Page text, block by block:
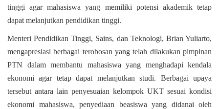
tinggi agar mahasiswa yang memiliki potensi akademik tetap
dapat melanjutkan pendidikan tinggi.
Menteri Pendidikan Tinggi, Sains, dan Teknologi, Brian Yuliarto,
mengapresiasi berbagai terobosan yang telah dilakukan pimpinan
PTN dalam membantu mahasiswa yang menghadapi kendala
ekonomi agar tetap dapat melanjutkan studi. Berbagai upaya
tersebut antara lain penyesuaian kelompok UKT sesuai kondisi
ekonomi mahasiswa, penyediaan beasiswa yang didanai oleh